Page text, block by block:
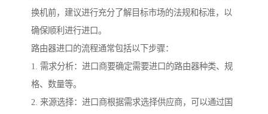
换机前，建议进行充分了解目标市场的法规和标准，以
确保顺利进行进口。
路由器进口的流程通常包括以下步骤：
1. 需求分析：进口商要确定需要进口的路由器种类、规
格、数量等。
2. 来源选择：进口商根据需求选择供应商，可以通过国